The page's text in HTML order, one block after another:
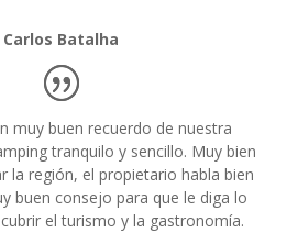
Carlos Batalha
muy buen recuerdo de nuestra
tranquilo y sencillo. Muy bien
la región, el propietario habla bien
buen consejo para que le diga lo
el turismo y la gastronomía.